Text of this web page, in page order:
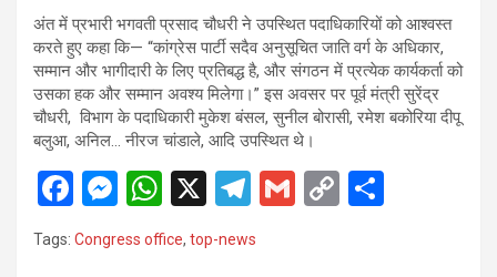
अंत में प्रभारी भगवती प्रसाद चौधरी ने उपस्थित पदाधिकारियों को आश्वस्त
करते हुए कहा कि— “कांग्रेस पार्टी सदैव अनुसूचित जाति वर्ग के अधिकार,
सम्मान और भागीदारी के लिए प्रतिबद्ध है, और संगठन में प्रत्येक कार्यकर्ता को
उसका हक और सम्मान अवश्य मिलेगा।” इस अवसर पर पूर्व मंत्री सुरेंद्र
चौधरी, विभाग के पदाधिकारी मुकेश बंसल, सुनील बोरासी, रमेश बकोरिया दीपू
बलुआ, अनिल… नीरज चांडाले, आदि उपस्थित थे।
F
a
ce
M
se
W
h
at
X
T
e
G
C
Tags: Congress office, top-news